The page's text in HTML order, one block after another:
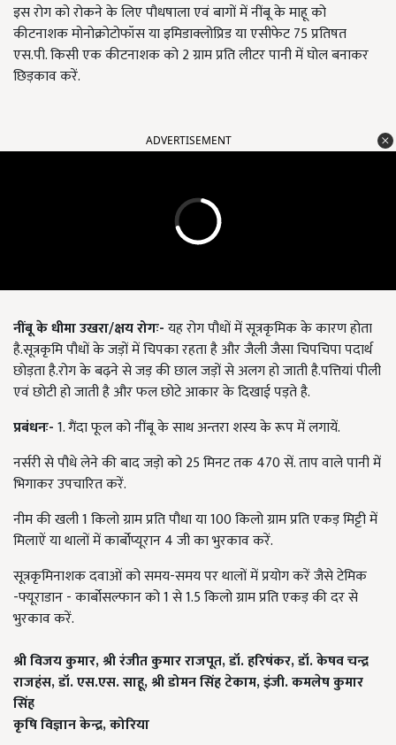
इस रोग को रोकने के लिए पौधषाला एवं बागों में नींबू के माहू को
कीटनाशक मोनोक्रोटोफॉस या इमिडाक्लोप्रिड या एसीफेट75प्रतिषत
एस.पी. किसी एक कीटनाशक को2ग्राम प्रति लीटर पानी में घोल बनाकर
छिड़काव करें.
ADVERTISEMENT
नींबू के धीमा उखरा/क्षय रोगः-यह रोग पौधों में सूत्रकृमिक के कारण होता
है.सूत्रकृमि पौधों के जड़ों में चिपका रहता है और जैली जैसा चिपचिपा पदार्थ
छोड़ता है.रोग के बढ़ने से जड़ की छाल जड़ों से अलग हो जाती है.पत्तियां पीली
एवं छोटी हो जाती है और फल छोटे आकार के दिखाई पड़ते है.
प्रबंधनः-1.गैंदा फूल को नींबू के साथ अन्तरा शस्य के रूप में लगायें.
नर्सरी से पौधे लेने की बाद जड़ो को25मिनट तक470सें. ताप वाले पानी में
भिगाकर उपचारित करें.
नीम की खली1किलो ग्राम प्रति पौधा या100किलो ग्राम प्रति एकड़ मिट्टी में
मिलाऐं या थालों में कार्बोप्यूरान4जी का भुरकाव करें.
सूत्रकृमिनाशक दवाओं को समय-समय पर थालों में प्रयोग करें जैसे टेमिक
-फ्यूराडान - कार्बोसल्फान को1से1.5किलो ग्राम प्रति एकड़ की दर से
भुरकाव करें.
श्री विजय कुमार,श्री रंजीत कुमार राजपूत,डॉ. हरिषंकर,डॉ. केषव चन्द्र
राजहंस,डॉ. एस.एस. साहू,श्री डोमन सिंह टेकाम,इंजी. कमलेष कुमार
सिंह
कृषि विज्ञान केन्द्र,कोरिया